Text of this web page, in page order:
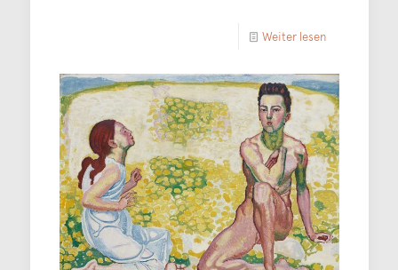
Weiter lesen